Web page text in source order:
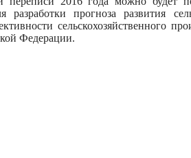
прогноза развития
сельскохозяйственного
Федерации.